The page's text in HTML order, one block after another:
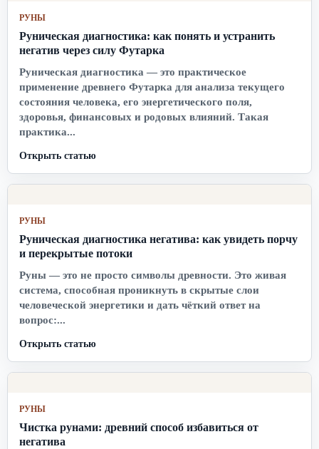
РУНЫ
Руническая диагностика: как понять и устранить
негатив через силу Футарка
Руническая диагностика — это практическое
применение древнего Футарка для анализа текущего
состояния человека, его энергетического поля,
здоровья, финансовых и родовых влияний. Такая
практика...
Открыть статью
РУНЫ
Руническая диагностика негатива: как увидеть порчу
и перекрытые потоки
Руны — это не просто символы древности. Это живая
система, способная проникнуть в скрытые слои
человеческой энергетики и дать чёткий ответ на
вопрос:...
Открыть статью
РУНЫ
Чистка рунами: древний способ избавиться от
негатива